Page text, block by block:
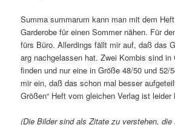
Summa summarum kann man mit dem
Garderobe für einen Sommer nähen. Für
fürs Büro. Allerdings fällt mir auf, daß das
arg nachgelassen hat. Zwei Kombis sind in
finden und nur eine in Größe 48/50 und 52/
mir ein, daß das schon mal besser
Größen“ Heft vom gleichen Verlag ist
(Die Bilder sind als Zitate zu verstehen, die